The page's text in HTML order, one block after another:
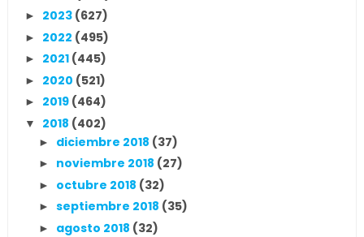
► 2023 (627)
► 2022 (495)
► 2021 (445)
► 2020 (521)
► 2019 (464)
▼ 2018 (402)
► diciembre 2018 (37)
► noviembre 2018 (27)
► octubre 2018 (32)
► septiembre 2018 (35)
► agosto 2018 (32)